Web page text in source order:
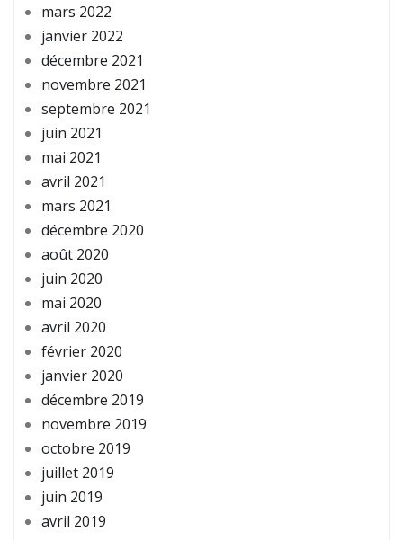
mars 2022
janvier 2022
décembre 2021
novembre 2021
septembre 2021
juin 2021
mai 2021
avril 2021
mars 2021
décembre 2020
août 2020
juin 2020
mai 2020
avril 2020
février 2020
janvier 2020
décembre 2019
novembre 2019
octobre 2019
juillet 2019
juin 2019
avril 2019